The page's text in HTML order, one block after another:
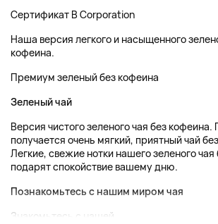
Сертификат B Corporation
Наша версия легкого и насыщенного
кофеина.
Премиум зеленый без кофеина
Зеленый чай
Версия чистого зеленого чая без
получается очень мягкий, приятный чай
Легкие, свежие нотки нашего зеленого
подарят спокойствие вашему дню.
Познакомьтесь с нашим миром чая
Знакомьтесь с нашей...